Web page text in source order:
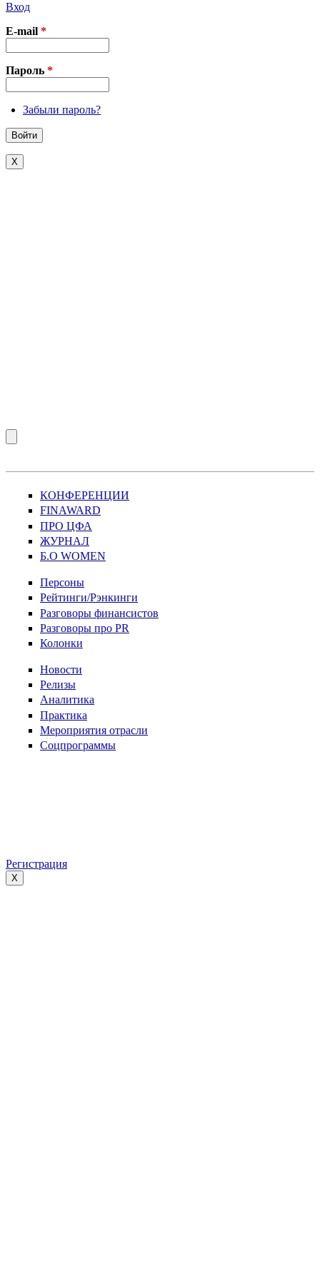
Вход
E-mail *
Пароль *
Забыли пароль?
X
КОНФЕРЕНЦИИ
FINAWARD
ПРО ЦФА
ЖУРНАЛ
Б.О WOMEN
Персоны
Рейтинги/Рэнкинги
Разговоры финансистов
Разговоры про PR
Колонки
Новости
Релизы
Аналитика
Практика
Мероприятия отрасли
Соцпрограммы
Регистрация
X